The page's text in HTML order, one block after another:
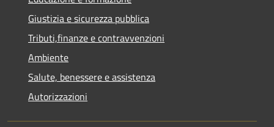
Giustizia e sicurezza pubblica
Tributi,finanze e contravvenzioni
Ambiente
Salute, benessere e assistenza
Autorizzazioni